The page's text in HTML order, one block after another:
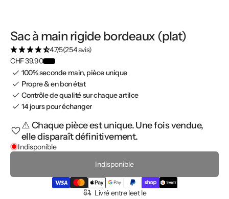
Sac à main rigide bordeaux (plat)
4.7/5(254 avis)
CHF 39.90
100% seconde main, pièce unique
Propre & en bon état
Contrôle de qualité sur chaque artilce
14 jours pour échanger
⚠️ Chaque pièce est unique. Une fois vendue,
elle disparaît définitivement.
Indisponible
Indisponible
Livré entre leet le